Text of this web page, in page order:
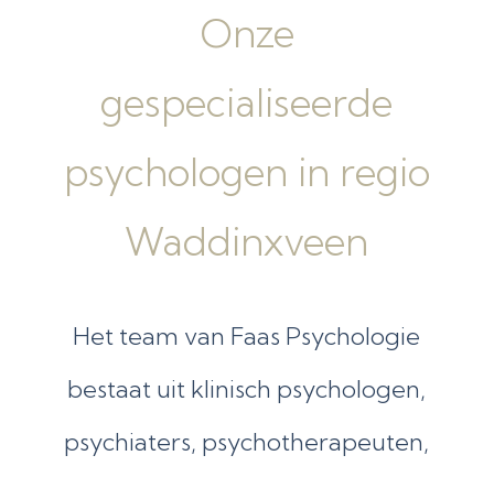
Onze
gespecialiseerde
psychologen in regio
Waddinxveen
Het team van Faas Psychologie
bestaat uit klinisch psychologen,
psychiaters, psychotherapeuten,